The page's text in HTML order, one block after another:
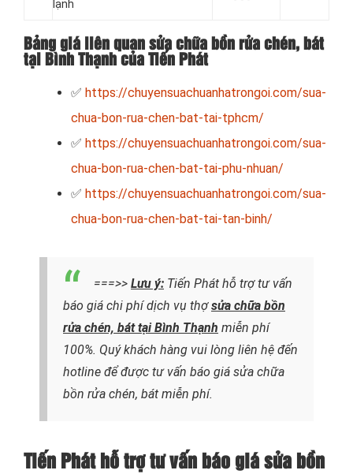
lạnh
Bảng giá liên quan sửa chữa bồn rửa chén, bát
tại Bình Thạnh của Tiến Phát
✅ https://chuyensuachuanhatrongoi.com/sua-
chua-bon-rua-chen-bat-tai-tphcm/
✅ https://chuyensuachuanhatrongoi.com/sua-
chua-bon-rua-chen-bat-tai-phu-nhuan/
✅ https://chuyensuachuanhatrongoi.com/sua-
chua-bon-rua-chen-bat-tai-tan-binh/
===>> Lưu ý: Tiến Phát hỗ trợ tư vấn
báo giá chi phí dịch vụ thợsửa chữa bồn
rửa chén, bát tại Bình Thạnh miễn phí
100%. Quý khách hàng vui lòng liên hệ đến
hotline để được tư vấn báo giá sửa chữa
bồn rửa chén, bát miễn phí.
Tiến Phát hỗ trợ tư vấn báo giá sửa bồn